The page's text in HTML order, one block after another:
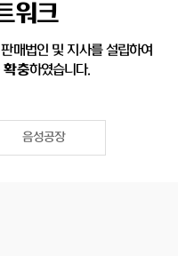
워크
매법인 및 지사를 설립하여
확충하였습니다.
음성공장